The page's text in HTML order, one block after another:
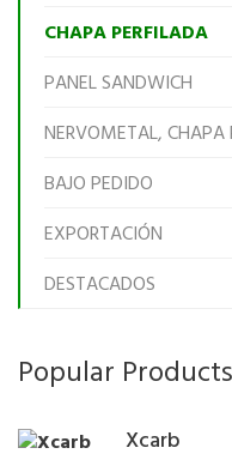
CHAPA PERFILADA
PANEL SANDWICH
NERVOMETAL, CHAPA
BAJO PEDIDO
EXPORTACIÓN
DESTACADOS
Popular Products
Xcarb